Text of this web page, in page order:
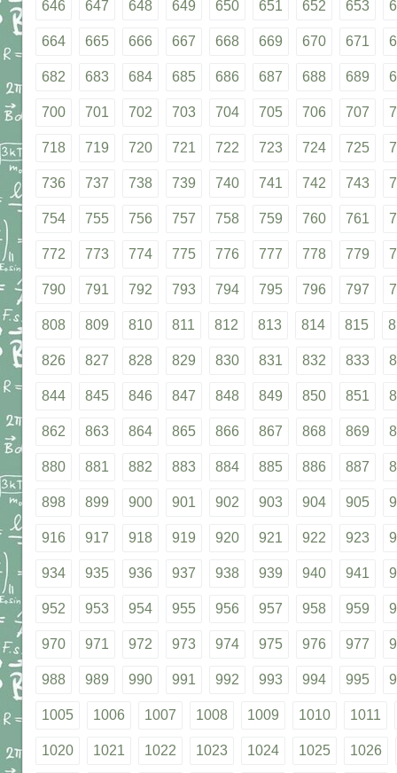
646 647 648 649 650 651 652 653
664 665 666 667 668 669 670 671
682 683 684 685 686 687 688 689
700 701 702 703 704 705 706 707
718 719 720 721 722 723 724 725
736 737 738 739 740 741 742 743
754 755 756 757 758 759 760 761
772 773 774 775 776 777 778 779
790 791 792 793 794 795 796 797
808 809 810 811 812 813 814 815
826 827 828 829 830 831 832 833
844 845 846 847 848 849 850 851
862 863 864 865 866 867 868 869
880 881 882 883 884 885 886 887
898 899 900 901 902 903 904 905
916 917 918 919 920 921 922 923
934 935 936 937 938 939 940 941
952 953 954 955 956 957 958 959
970 971 972 973 974 975 976 977
988 989 990 991 992 993 994 995
1005 1006 1007 1008 1009 1010 1011
1020 1021 1022 1023 1024 1025 1026